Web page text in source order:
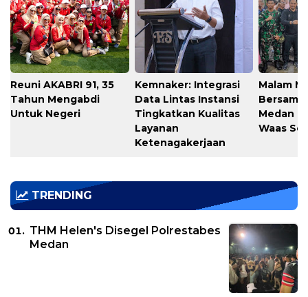
Reuni AKABRI 91, 35
Tahun Mengabdi
Untuk Negeri
Kemnaker: Integrasi
Data Lintas Instansi
Tingkatkan Kualitas
Layanan
Ketenagakerjaan
Malam
Bersama
Medan
Waas
TRENDING
THM Helen's Disegel Polrestabes
Medan